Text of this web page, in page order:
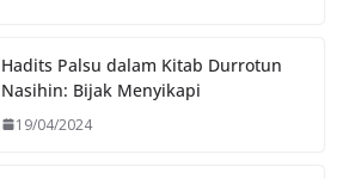
Hadits Palsu dalam Kitab Durrotun
Nasihin: Bijak Menyikapi
19/04/2024